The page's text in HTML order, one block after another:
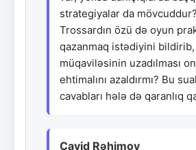
strategiyalar da mövcuddur?
Trossardın özü də oyun
qazanmaq istədiyini
müqaviləsinin uzadılması
ehtimalını azaldırmı? Bu
cavabları hələ də qaranlıq
Cavid Rəhimov